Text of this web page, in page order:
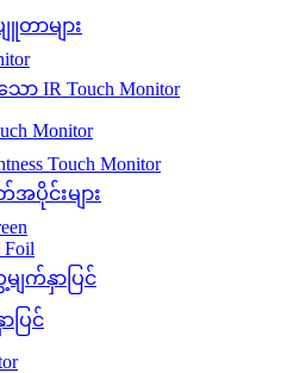
ျူတာများ
IR Touch Monitor
Monitor
Touch Monitor
အပိုင်းများ
Foil
ျက်နှာပြင်
ပြင်